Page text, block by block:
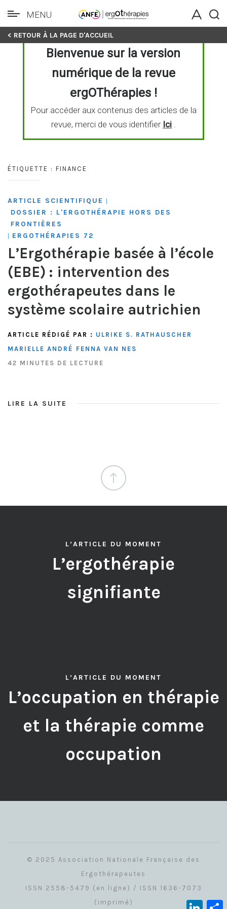
Skip
MENU
< RETOUR À LA PAGE D'ACCUEIL
Bienvenue sur la version
numérique de la revue
ergOThérapies !
Pour accéder aux contenus des articles de la
revue, merci de vous identifier Ici.
ÉTIQUETTE : FINANCE
ARTICLE SCIENTIFIQUE |
DOSSIER : L'ERGOTHÉRAPIE HORS DES
FRONTIÈRES
| ERGOTHÉRAPIES 72
L’Ergothérapie basée à l’école
(EBE) : intervention des
ergothérapeutes dans le
système scolaire autrichien
ARTICLE RÉDIGÉ PAR : ULRIKE S. RATHAUSCHER
MARIELLE ANDRÉ FENNA VAN NES
42 MINUTES DE LECTURE
LIRE LA SUITE
L’ARTICLE DU MOMENT
L’ergothérapie
signifiante
L’ARTICLE DU MOMENT
L’occupation en thérapie
et la thérapie comme
occupation
© 2025 Association Nationale Française des
Ergothérapeutes
ISSN 2558-5479 (en ligne) / ISSN 1636-7073
(imprimé)